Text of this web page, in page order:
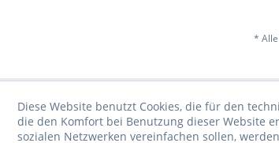
*
Diese Website benutzt Cookies, die für den
die den Komfort bei Benutzung dieser Website
sozialen Netzwerken vereinfachen sollen,